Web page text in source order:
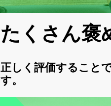
たくさん褒
正しく評価すること
す。